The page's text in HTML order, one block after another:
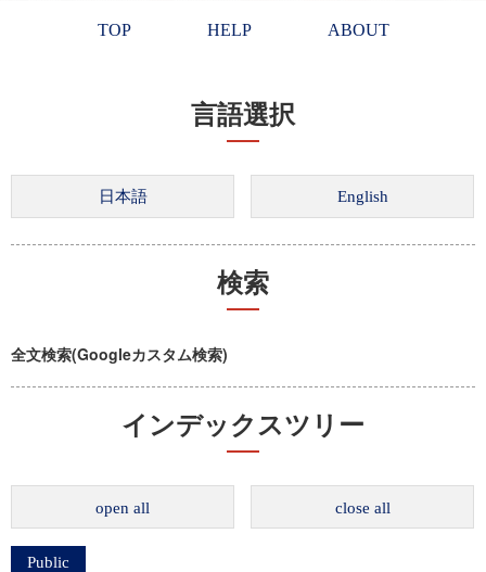
TOP HELP ABOUT
言語選択
検索
全文検索(Googleカスタム検索)
インデックスツリー
open all close all
Public